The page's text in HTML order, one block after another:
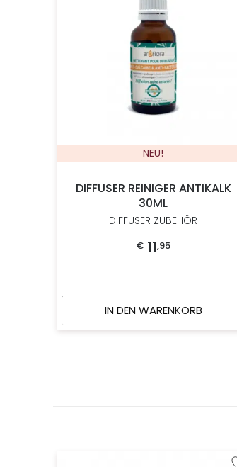
NEU!
DIFFUSER REINIGER ANTIKALK
30ML
DIFFUSER ZUBEHÖR
€ 11,95
IN DEN WARENKORB